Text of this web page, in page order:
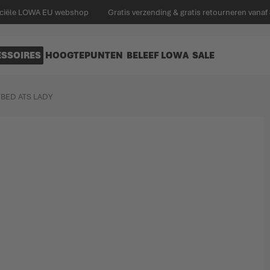
LOWA EU webshop Gratis verzending & gratis retourneren
HOOGTEPUNTEN BELEEF LOWA SALE
ATS LADY